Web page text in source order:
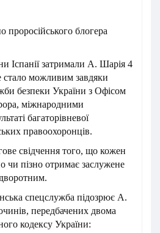
Іспанії затримали А. Шарія 4
стало можливим завдяки
безпеки України з Офісом
міжнародними
багаторівневої
правоохоронців.
свідчення того, що кожен
чи пізно отримає заслужене
спецслужба підозрює А.
передбачених двома
кодексу України: